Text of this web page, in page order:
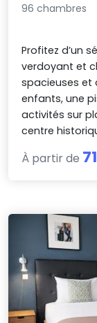
96 chambres
Profitez d’un
verdoyant et
spacieuses et
enfants, une
activités sur
centre
À partir de